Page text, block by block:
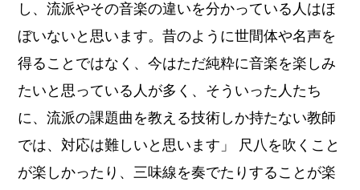
し、流派やその音楽の違いを分かっている人はほ
ぼいないと思います。昔のように世間体や名声を
得ることではなく、今はただ純粋に音楽を楽しみ
たいと思っている人が多く、そういった人たち
に、流派の課題曲を教える技術しか持たない教師
では、対応は難しいと思います」 尺八を吹くこと
が楽しかったり、三味線を奏でたりすることが楽